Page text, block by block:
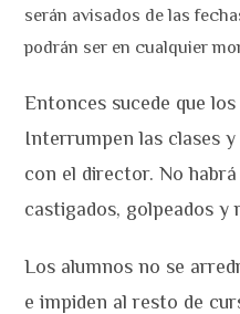
serán avisados de las
podrán ser en cualquier
Entonces sucede que
Interrumpen las clases
con el director. No
castigados, golpeados y
Los alumnos no se
e impiden al resto de